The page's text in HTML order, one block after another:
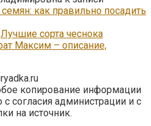
как правильно посадить
Лучшие сорта чеснока
Максим – описание,
копирование информации
согласия администрации и с
на источник.